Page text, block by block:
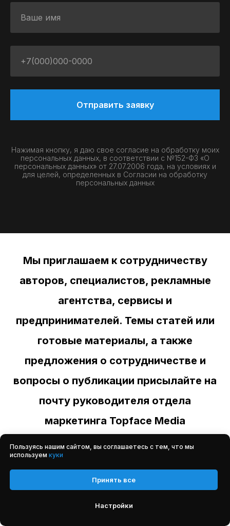
Отправить заявку
Нажимая кнопку, я даю свое согласие на обработку моих
персональных данных, в соответствии с №152-ФЗ «О
персональных данных» от 27.07.2006 года, на условиях и
для целей, определенных в Согласии на обработку
персональных данных
Мы приглашаем к сотрудничеству
авторов, специалистов, рекламные
агентства, сервисы и
предпринимателей. Темы статей или
готовые материалы, а также
предложения о сотрудничестве и
вопросы о публикации присылайте на
почту руководителя отдела
маркетинга Topface Media
Пользуясь нашим сайтом, вы соглашаетесь с тем, что мы
используем куки
Принять все
Настройки